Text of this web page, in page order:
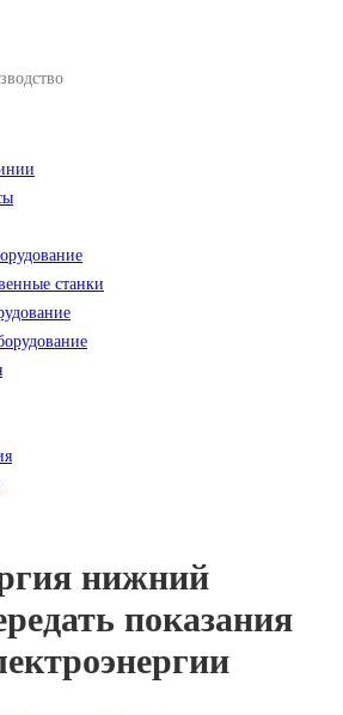
станки
нижний
показания